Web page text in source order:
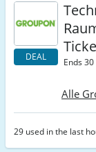
DEAL Ends
Alle
29 used in the last